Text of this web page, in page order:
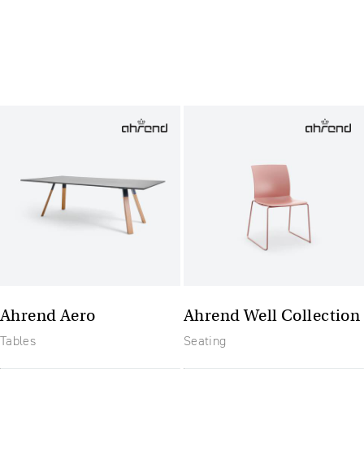
Ahrend Aero
Tables
Ahrend Well Collection
Seating